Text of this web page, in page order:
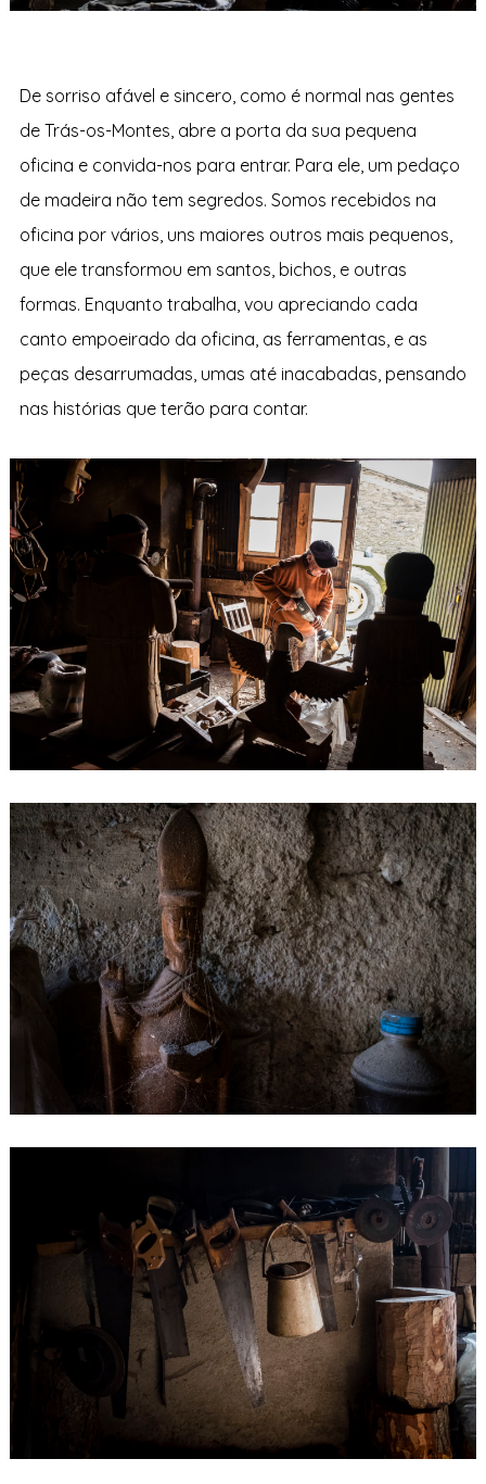
De sorriso afável e sincero, como é normal nas gentes
de Trás-os-Montes, abre a porta da sua pequena
oficina e convida-nos para entrar. Para ele, um pedaço
de madeira não tem segredos. Somos recebidos na
oficina por vários, uns maiores outros mais pequenos,
que ele transformou em santos, bichos, e outras
formas. Enquanto trabalha, vou apreciando cada
canto empoeirado da oficina, as ferramentas, e as
peças desarrumadas, umas até inacabadas, pensando
nas histórias que terão para contar.